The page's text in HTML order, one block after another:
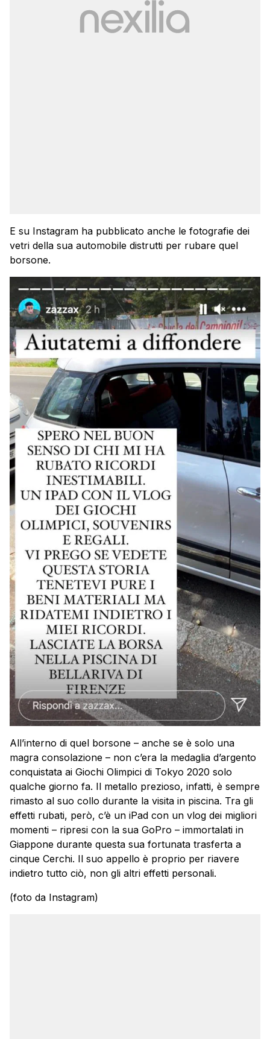
E su Instagram ha pubblicato anche le fotografie dei
vetri della sua automobile distrutti per rubare quel
borsone.
All’interno di quel borsone – anche se è solo una
magra consolazione – non c’era la medaglia d’argento
conquistata ai Giochi Olimpici di Tokyo 2020 solo
qualche giorno fa. Il metallo prezioso, infatti, è sempre
rimasto al suo collo durante la visita in piscina. Tra gli
effetti rubati, però, c’è un iPad con un vlog dei migliori
momenti – ripresi con la sua GoPro – immortalati in
Giappone durante questa sua fortunata trasferta a
cinque Cerchi. Il suo appello è proprio per riavere
indietro tutto ciò, non gli altri effetti personali.
(foto da Instagram)